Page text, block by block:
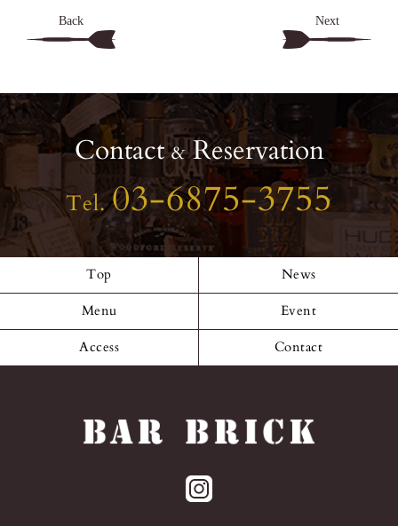
Back Next
Contact&Reservation
Tel.03-6875-3755
Top News
Menu Event
Access Contact